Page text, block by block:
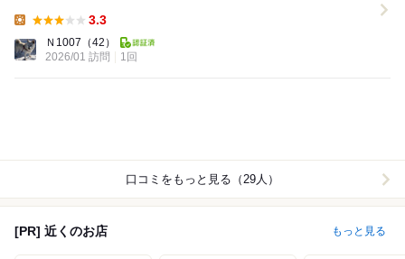
3.3
Ｎ1007 （42）
2026/01 訪問
1回
口コミをもっと見る（29人）
[PR] 近くのお店 もっと見る